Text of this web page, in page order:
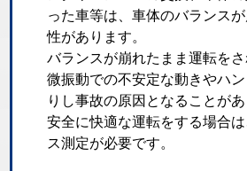
った車等は、車体のバランス
性があります。
バランスが崩れたまま運転をさ
微振動での不安定な動きやハ
りし事故の原因となることがあ
安全に快適な運転をする場合
ス測定が必要です。